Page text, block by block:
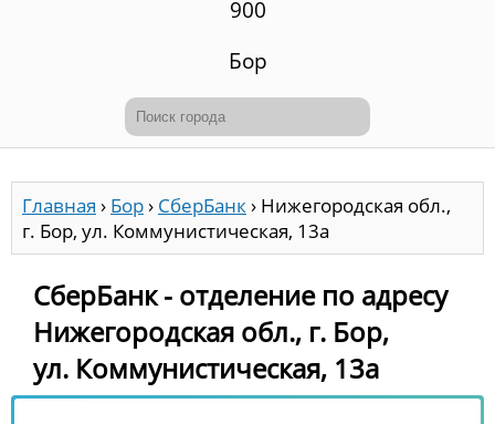
900
Бор
Главная › Бор› СберБанк› Нижегородская обл.,
г. Бор, ул. Коммунистическая, 13а
СберБанк - отделение по адресу
Нижегородская обл., г. Бор,
ул. Коммунистическая, 13а